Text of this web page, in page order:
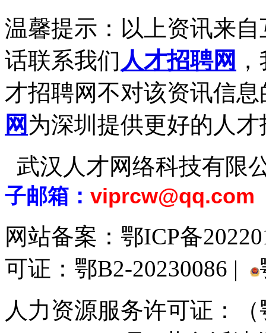
温馨提示：以上资讯来
话联系我们 人才招聘网
才招聘网不对该资讯信
网 为深圳提供更好的人
武汉人才网络科技有限
子邮箱： viprcw@qq.com
网站备案： 鄂ICP备
可证：鄂B2-20230086 |
人力资源服务许可证：